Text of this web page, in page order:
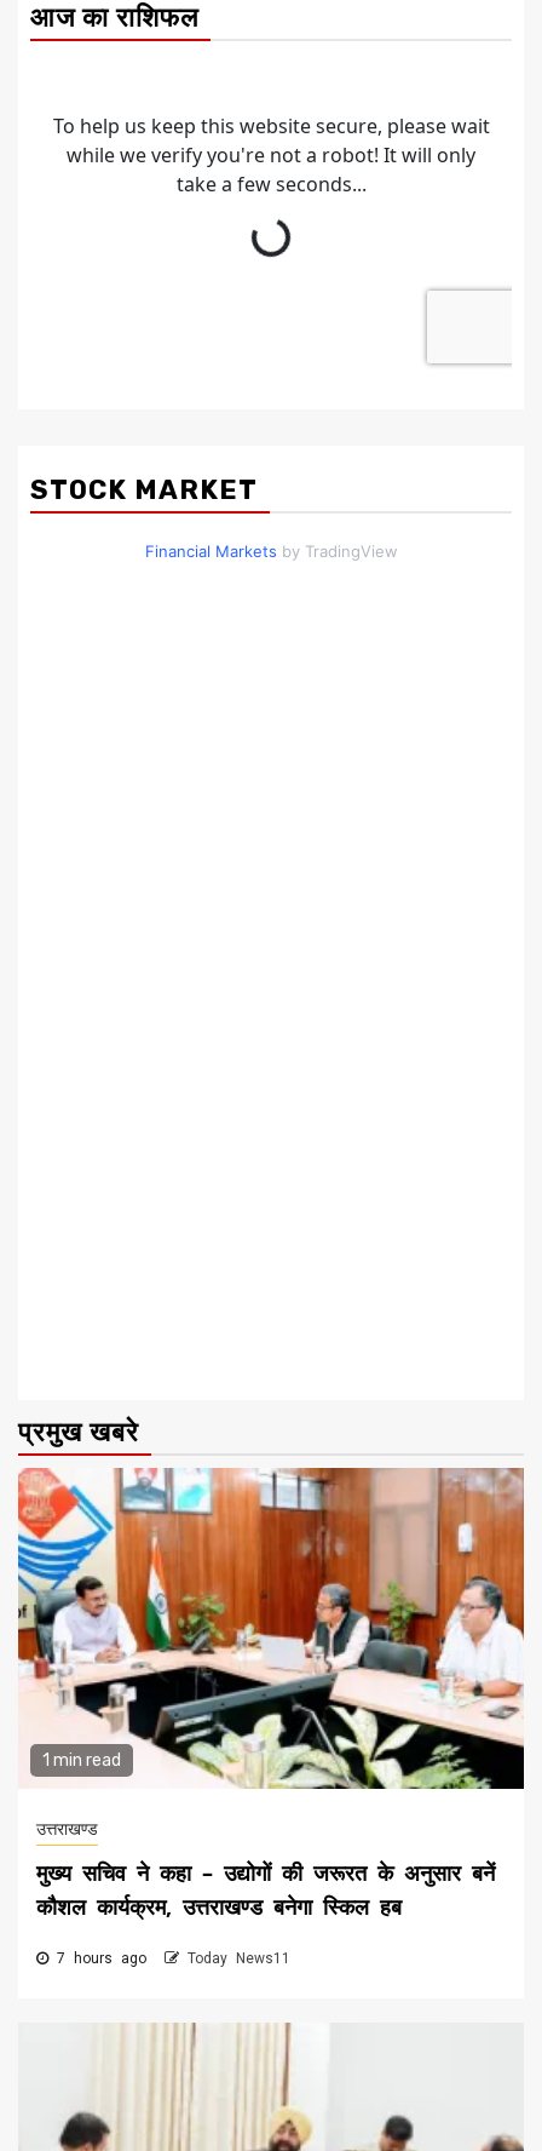
आज का राशिफल
STOCK MARKET
Financial Markets by TradingView
प्रमुख खबरे
1 min read
उत्तराखण्ड
मुख्य सचिव ने कहा – उद्योगों की जरूरत के अनुसार बनें
कौशल कार्यक्रम, उत्तराखण्ड बनेगा स्किल हब
7 hours ago Today News11